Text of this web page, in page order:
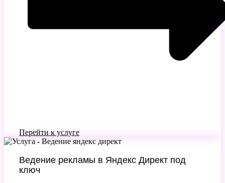
Перейти к услуге
Ведение рекламы в Яндекс Директ под
ключ